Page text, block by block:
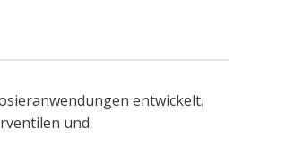
entwickelt.
und